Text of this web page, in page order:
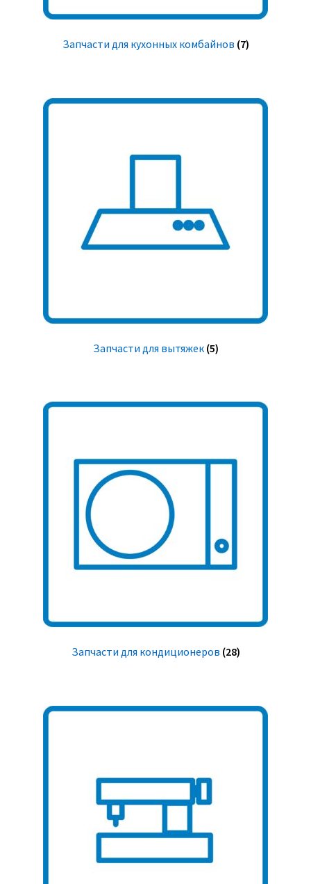
Запчасти для кухонных комбайнов (7)
Запчасти для вытяжек (5)
Запчасти для кондиционеров (28)